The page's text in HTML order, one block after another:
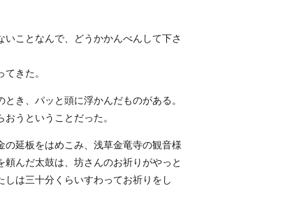
ことなんで、どうかかんべんして下さ
きた。
き、パッと頭に浮かんだものがある。
うということだった。
延板をはめこみ、浅草金竜寺の観音様
んだ太鼓は、坊さんのお祈りがやっと
は三十分くらいすわってお祈りをし